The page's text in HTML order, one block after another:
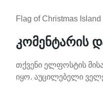
Flag of Christmas Island
კომენტარის
თქვენი ელფოსტის
იყო. აუცილებელი